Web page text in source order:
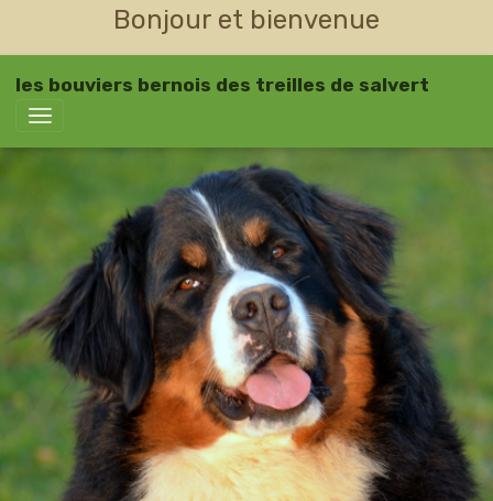
Bonjour et bienvenue
les bouviers bernois des treilles de salvert